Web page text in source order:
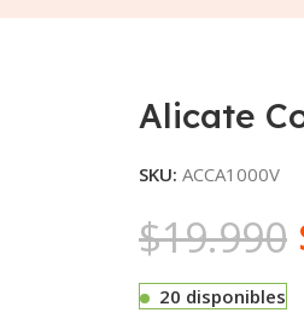
Alicate
SKU: ACCA1000V
$19.990
20 disponibles